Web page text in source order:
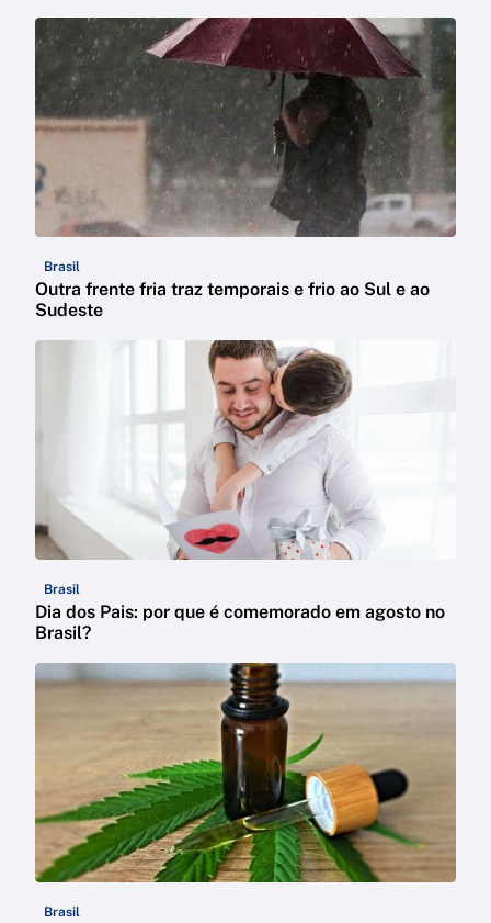
Brasil
Outra frente fria traz temporais e frio ao Sul e ao
Sudeste
Brasil
Dia dos Pais: por que é comemorado em agosto no
Brasil?
Brasil